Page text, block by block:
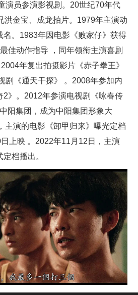
演员参演影视剧。20世纪70年代
洪金宝、成龙拍片。1979年主演动
名。1983年因电影《败家仔》获得
佳动作指导 ，同年领衔主演喜剧
年复出拍摄影片《赤子拳王》
剧《通天干探》 。2008年参加内
2》。2012年参演电视剧《咏春传
阳集团，成为中阳集团形象大
主演的电影《卸甲归来》曝光定档
上映 。2022年11月12日，主演
档播出。